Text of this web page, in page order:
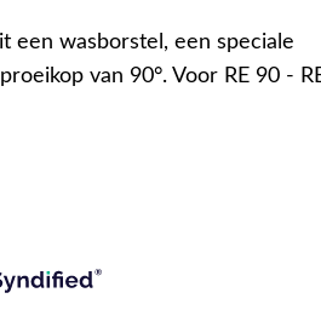
een wasborstel, een speciale
van 90°. Voor RE 90 -